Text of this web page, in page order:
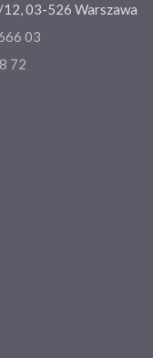
03-526 Warszawa
03
72